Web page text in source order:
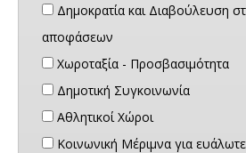
Δημοκρατία και Διαβούλευση
αποφάσεων
Χωροταξία - Προσβασιμότητα
Δημοτική Συγκοινωνία
Αθλητικοί Χώροι
Κοινωνική Μέριμνα για